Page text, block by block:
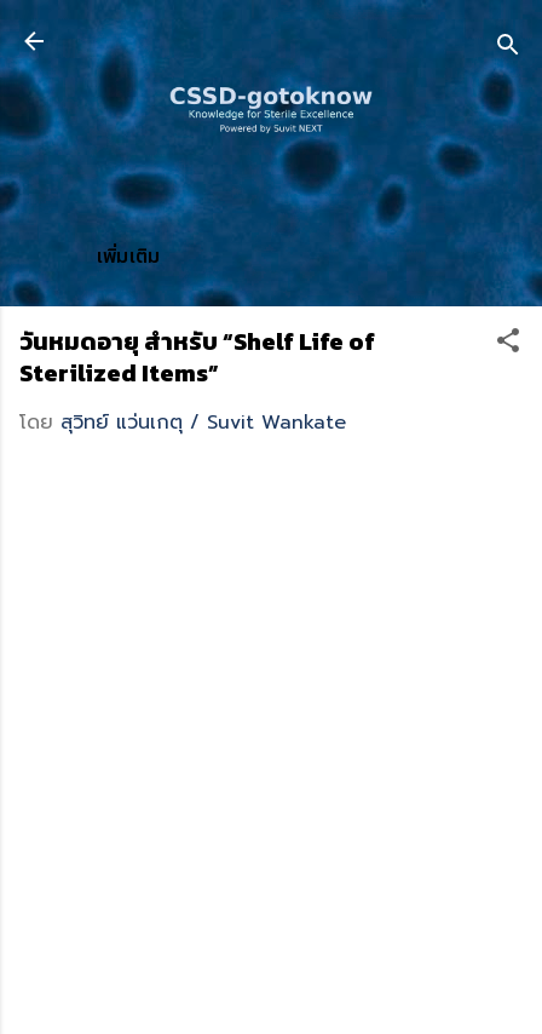
เพิ่มเติม
วันหมดอายุ สำหรับ “Shelf Life of
Sterilized Items”
โดย สุวิทย์ แว่นเกตุ / Suvit Wankate